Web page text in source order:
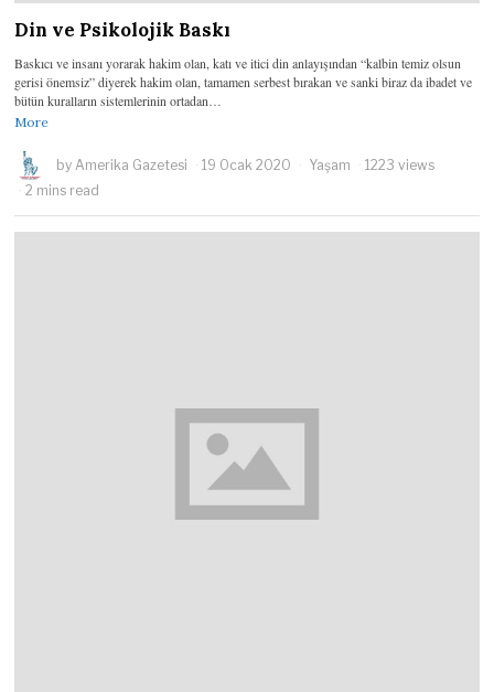
Din ve Psikolojik Baskı
Baskıcı ve insanı yorarak hakim olan, katı ve itici din anlayışından “kalbin temiz olsun
gerisi önemsiz” diyerek hakim olan, tamamen serbest bırakan ve sanki biraz da ibadet ve
bütün kuralların sistemlerinin ortadan…
More
by Amerika Gazetesi 19 Ocak 2020 Yaşam
1223 views
2 mins read